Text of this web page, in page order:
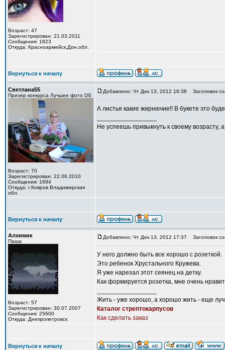
Возраст: 47
Зарегистрирован: 21.03.2011
Сообщения: 1823
Откуда: Красноармейск,Дон.обл.
Вернуться к началу
Светлана55
Призер конкурса Лучшее фото DS
Возраст: 70
Зарегистрирован: 22.06.2010
Сообщения: 1694
Откуда: г.Ковров Владимирская
обл.
Добавлено: Чт Дек 13, 2012 16:38 Заголовок
А листья какие жирнючие!! В букете это
Не успеешь привыкнуть к своему возрасту,
Вернуться к началу
Алхимик
Паша
Возраст: 57
Зарегистрирован: 30.07.2007
Сообщения: 25600
Откуда: Днепропетровск
Добавлено: Чт Дек 13, 2012 17:37 Заголовок
У него должно быть все хорошо с розеткой.
Это ребенок Хрустального Кружева.
Я уже нарезал этот сеянец на детку.
Как формируется розетка, мне очень
Жить - уже хорошо, а хорошо жить - еще
Каталог стрептокарпусов
Как сделать заказ
Вернуться к началу